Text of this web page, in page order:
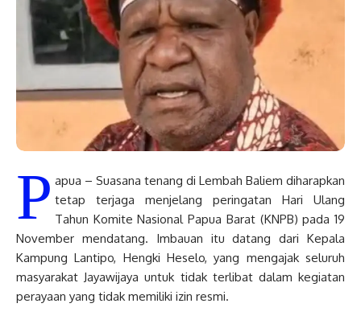
P apua – Suasana tenang di Lembah Baliem diharapkan
tetap terjaga menjelang peringatan Hari Ulang
Tahun Komite Nasional Papua Barat (KNPB) pada 19
November mendatang. Imbauan itu datang dari Kepala
Kampung Lantipo, Hengki Heselo, yang mengajak seluruh
masyarakat Jayawijaya untuk tidak terlibat dalam kegiatan
perayaan yang tidak memiliki izin resmi.